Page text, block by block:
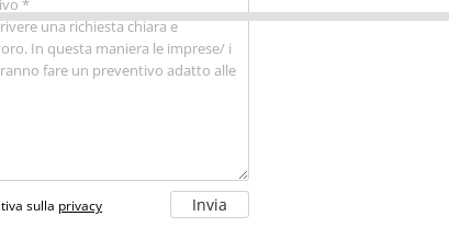
sulla privacy